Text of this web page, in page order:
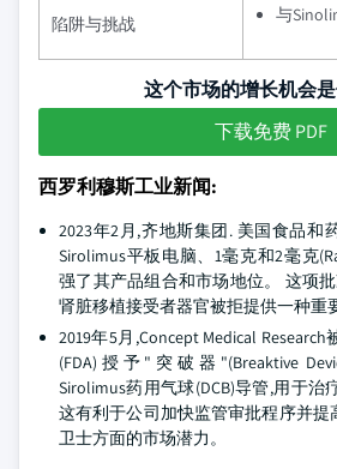
陷阱与挑战 与
这个市场的增长机会
下载免费 PDF
西罗利穆斯工业新闻:
2023年2月,齐地斯集团. 美国食品和
Sirolimus平板电脑、1毫克和2毫克
强了其产品组合和市场地位。 这项
肾脏移植接受者器官被拒提供一种重
2019年5月,Concept Medical
(FDA)授予"突破器"(Breaktive
Sirolimus药用气球(DCB)导管,用于治
这有利于公司加快监管审批程序并提
卫士方面的市场潜力。